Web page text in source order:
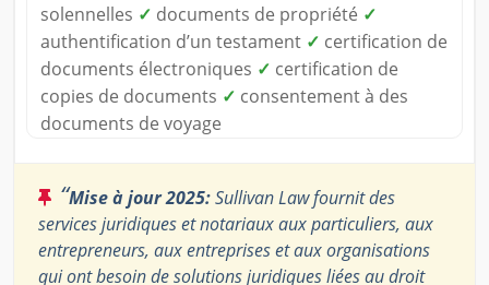
solennelles ✓ documents de propriété ✓
authentification d’un testament ✓ certification de
documents électroniques ✓ certification de
copies de documents ✓ consentement à des
documents de voyage
“Mise à jour 2025:Sullivan Law fournit des
services juridiques et notariaux aux particuliers, aux
entrepreneurs, aux entreprises et aux organisations
qui ont besoin de solutions juridiques liées au droit